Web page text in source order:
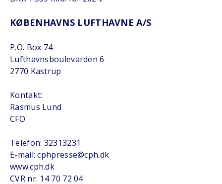
KØBENHAVNS LUFTHAVNE A/S
P.O. Box 74
Lufthavnsboulevarden 6
2770 Kastrup
Kontakt:
Rasmus Lund
CFO
Telefon: 32313231
E-mail: cphpresse@cph.dk
www.cph.dk
CVR nr. 14 70 72 04